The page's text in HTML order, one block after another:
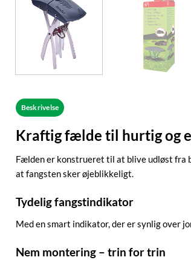
Beskrivelse
Kraftig fælde til hurtig og
Fælden er konstrueret til at blive udløst fra
at fangsten sker øjeblikkeligt.
Tydelig fangstindikator
Med en smart indikator, der er synlig over
Nem montering – trin for trin